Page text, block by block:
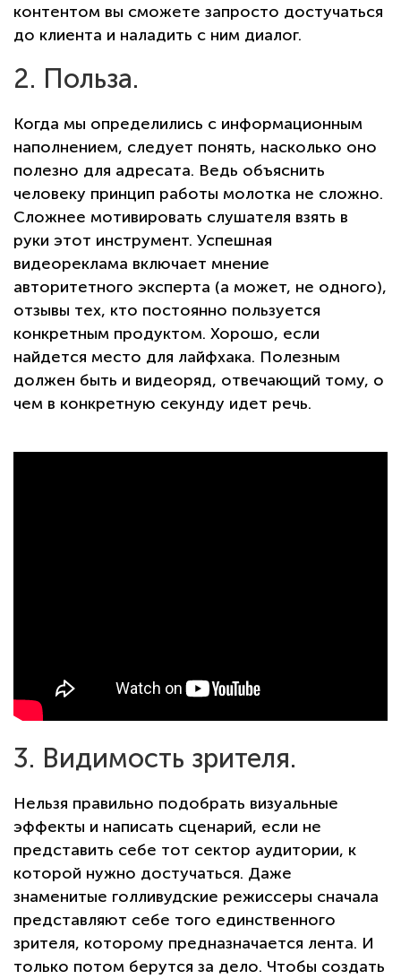
контентом вы сможете запросто достучаться
до клиента и наладить с ним диалог.
2. Польза.
Когда мы определились с информационным
наполнением, следует понять, насколько оно
полезно для адресата. Ведь объяснить
человеку принцип работы молотка не сложно.
Сложнее мотивировать слушателя взять в
руки этот инструмент. Успешная
видеореклама включает мнение
авторитетного эксперта (а может, не одного),
отзывы тех, кто постоянно пользуется
конкретным продуктом. Хорошо, если
найдется место для лайфхака. Полезным
должен быть и видеоряд, отвечающий тому, о
чем в конкретную секунду идет речь.
3. Видимость зрителя.
Нельзя правильно подобрать визуальные
эффекты и написать сценарий, если не
представить себе тот сектор аудитории, к
которой нужно достучаться. Даже
знаменитые голливудские режиссеры сначала
представляют себе того единственного
зрителя, которому предназначается лента. И
только потом берутся за дело. Чтобы создать